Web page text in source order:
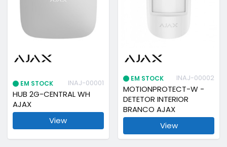
EM STOCK INAJ-00001
HUB 2G-CENTRAL WH
AJAX
View
EM STOCK INAJ-00002
MOTIONPROTECT-W -
DETETOR INTERIOR
BRANCO AJAX
View